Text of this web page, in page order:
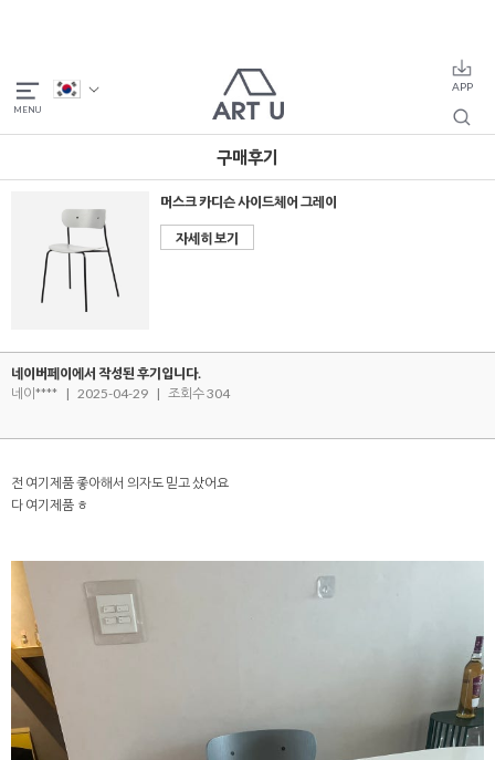
구매후기
머스크 카디슨 사이드체어 그레이
자세히 보기
네이버페이에서 작성된 후기입니다.
네이****
| 2025-04-29 | 조회수 304
전 여기제품 좋아해서 의자도 믿고 샀어요
다 여기제품 ㅎ